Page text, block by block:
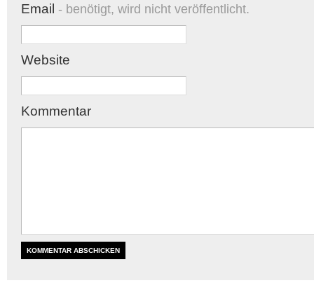
Email - benötigt, wird nicht veröffentlicht.
Website
Kommentar